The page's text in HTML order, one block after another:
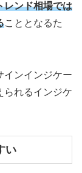
レンド相場では
こととなるた
インインジケー
られるインジケ
い